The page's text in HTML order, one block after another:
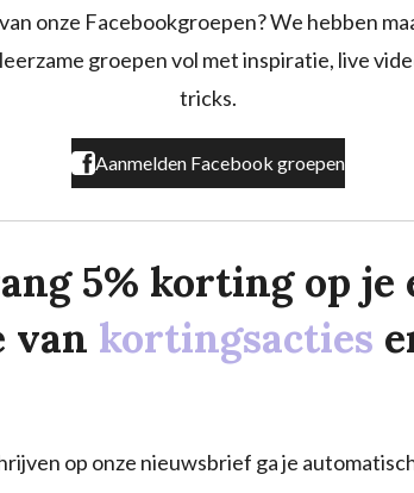
o
k
r
a
k
onze Facebookgroepen? We hebben
groepen vol met inspiratie, live
tricks.
Aanmelden Facebook groepen
5% korting op
van kortingsacties
op onze nieuwsbrief ga je